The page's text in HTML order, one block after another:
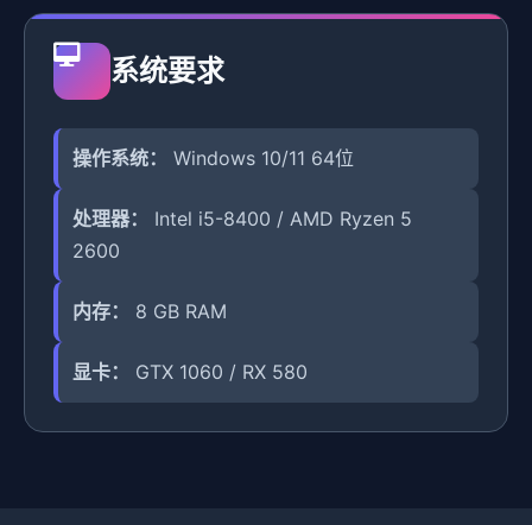
系统要求
操作系统： Windows 10/11 64位
处理器：
Intel i5-8400 / AMD Ryzen 5
2600
内存： 8 GB RAM
显卡： GTX 1060 / RX 580